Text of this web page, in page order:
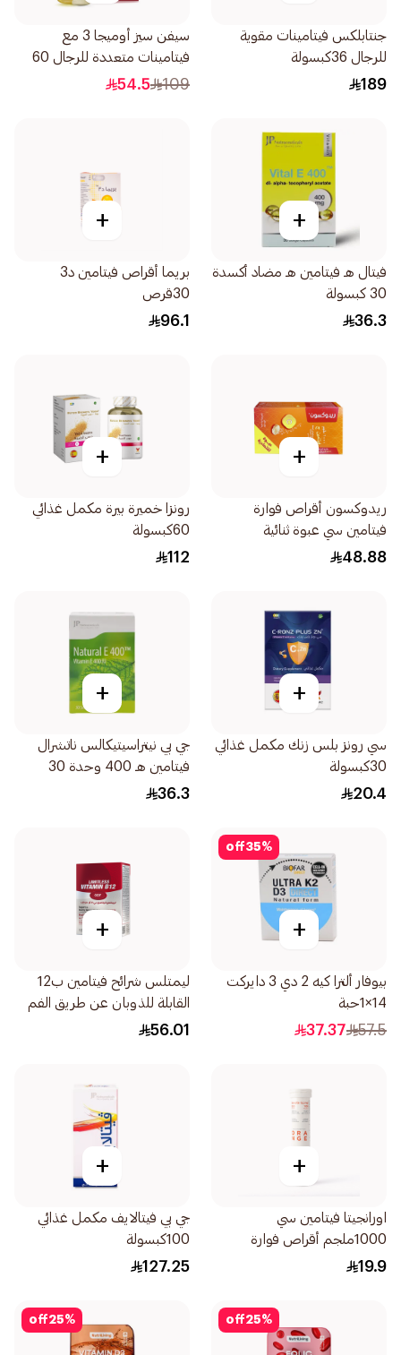
جنتابلكس فيتامينات مقوية
للرجال 36كبسولة
189
سيفن سيز أوميجا 3 مع
فيتامينات متعددة للرجال 60
كبسولة
109
54.5
+
فيتال هـ فيتامين هـ مضاد أكسدة
30 كبسولة
36.3
+
بريما أقراص فيتامين د3
30قرص
96.1
+
ريدوكسون أقراص فوارة
فيتامين سي عبوة ثنائية
2×15قرص
48.88
+
رونزا خميرة بيرة مكمل غذائي
60كبسولة
112
+
سي رونز بلس زنك مكمل غذائي
30كبسولة
20.4
+
جي بي نيتراسيتيكالس ناتشرال
فيتامين هـ 400 وحدة 30
كبسولة
36.3
35%
off
+
بيوفار ألترا كيه 2 دي 3 دايركت
14×1حبة
57.5
37.37
+
ليمتلس شرائح فيتامين ب12
القابلة للذوبان عن طريق الفم
56.01
+
اورانجيتا فيتامين سي
1000ملجم أقراص فوارة
20قرص
19.9
+
جي بي فيتالايف مكمل غذائي
100كبسولة
127.25
25%
off
25%
off